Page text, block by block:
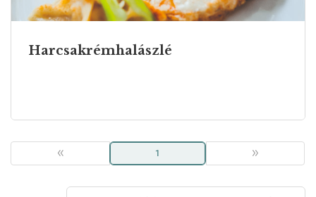
Harcsakrémhalászlé
« 1 »